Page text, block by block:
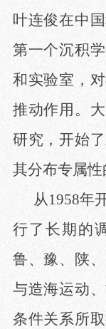
叶连俊在中
第一个沉积
和实验室，
推动作用。
研究，开始
其分布专属性
从1958年
行了长期的
鲁、豫、陕
与造海运动
条件关系所